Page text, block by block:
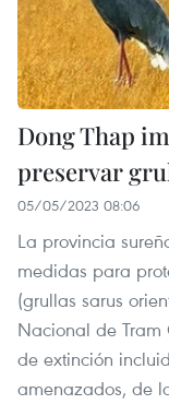
Dong Thap
preservar
05/05/2023 08:06
La provincia
medidas para
(grullas sarus
Nacional de
de extinción
amenazados, de